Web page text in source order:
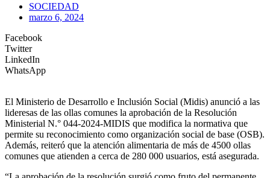
SOCIEDAD
marzo 6, 2024
Facebook
Twitter
LinkedIn
WhatsApp
El Ministerio de Desarrollo e Inclusión Social (Midis) anunció a las
lideresas de las ollas comunes la aprobación de la Resolución
Ministerial N.° 044-2024-MIDIS que modifica la normativa que
permite su reconocimiento como organización social de base (OSB).
Además, reiteró que la atención alimentaria de más de 4500 ollas
comunes que atienden a cerca de 280 000 usuarios, está asegurada.